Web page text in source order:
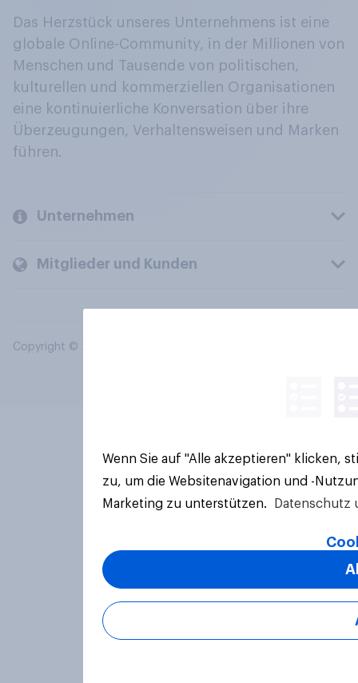
Das Herzstück unseres Unternehmens ist eine
globale Online-Community, in der Millionen von
Menschen und Tausende von politischen,
kulturellen und kommerziellen Organisationen
eine kontinuierliche Konversation über ihre
Überzeugungen, Verhaltensweisen und Marken
führen.
Unternehmen
Mitglieder und Kunden
Copyright © 2026 YouGov PLC. Alle Rechte vorbehalten.
Wenn Sie auf "Alle akzeptieren" klicken,
zu, um die Websitenavigation und -
Marketing zu unterstützen.
Datenschutz